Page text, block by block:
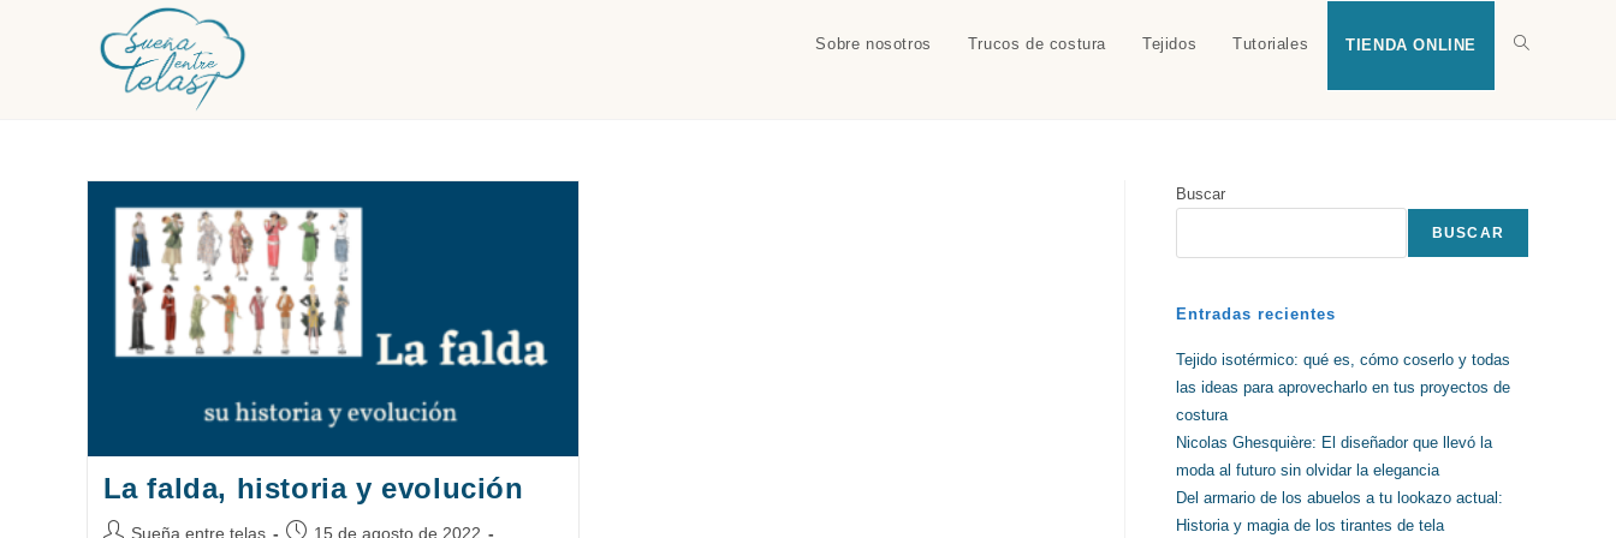
Sobre nosotros Trucos de costura Tejidos Tutoriales TIENDA ONLINE Alternar
La falda, historia y evolución
AutorSueña entre telas Publicación
15 de agosto de 2022
Buscar
BUSCAR
Entradas recientes
Tejido isotérmico: qué es, cómo coserlo y todas
las ideas para aprovecharlo en tus proyectos de
costura
Nicolas Ghesquière: El diseñador que llevó la
moda al futuro sin olvidar la elegancia
Del armario de los abuelos a tu lookazo actual:
Historia y magia de los tirantes de tela